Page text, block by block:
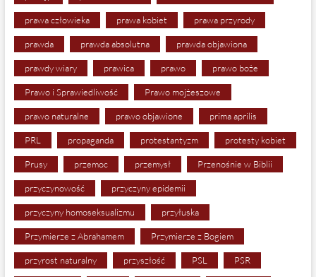
prawa człowieka prawa kobiet prawa przyrody
prawda prawda absolutna prawda objawiona
prawdy wiary prawica prawo prawo boże
Prawo i Sprawiedliwość Prawo mojżeszowe
prawo naturalne prawo objawione prima aprilis
PRL propaganda protestantyzm protesty kobiet
Prusy przemoc przemysł Przenośnie w Biblii
przyczynowość przyczyny epidemii
przyczyny homoseksualizmu przyłuska
Przymierze z Abrahamem Przymierze z Bogiem
przyrost naturalny przyszłość PSL PSR